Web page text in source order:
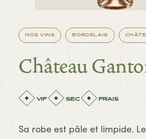
NOS VINS BORDELAIS
Château
VIF SEC FRAIS
Sa robe est pâle et limpide.